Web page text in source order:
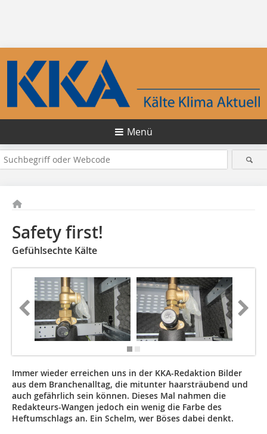
Menü
Safety first!
Gefühlsechte Kälte
Immer wieder erreichen uns in der KKA-Redaktion Bilder
aus dem Branchenalltag, die mitunter haarsträubend und
auch gefährlich sein können. Dieses Mal nahmen die
Redakteurs-Wangen jedoch ein wenig die Farbe des
Heftumschlags an. Ein Schelm, wer Böses dabei denkt.